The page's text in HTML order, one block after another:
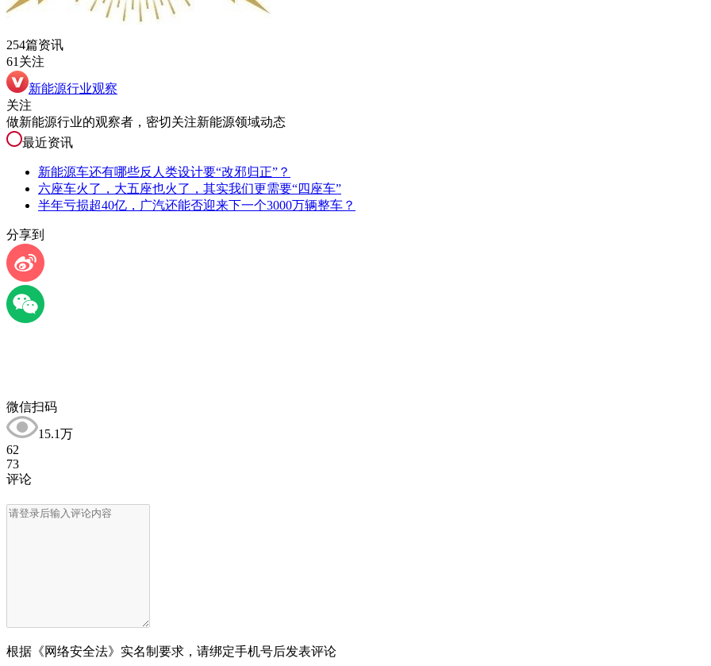
254篇资讯
61关注
新能源行业观察
关注
做新能源行业的观察者，密切关注新能源领域动态
最近资讯
新能源车还有哪些反人类设计要“改邪归正”？
六座车火了，大五座也火了，其实我们更需要“四座车”
半年亏损超40亿，广汽还能否迎来下一个3000万辆整车？
分享到
微信扫码
15.1万
62
73
评论
根据《网络安全法》实名制要求，请绑定手机号后发表评论